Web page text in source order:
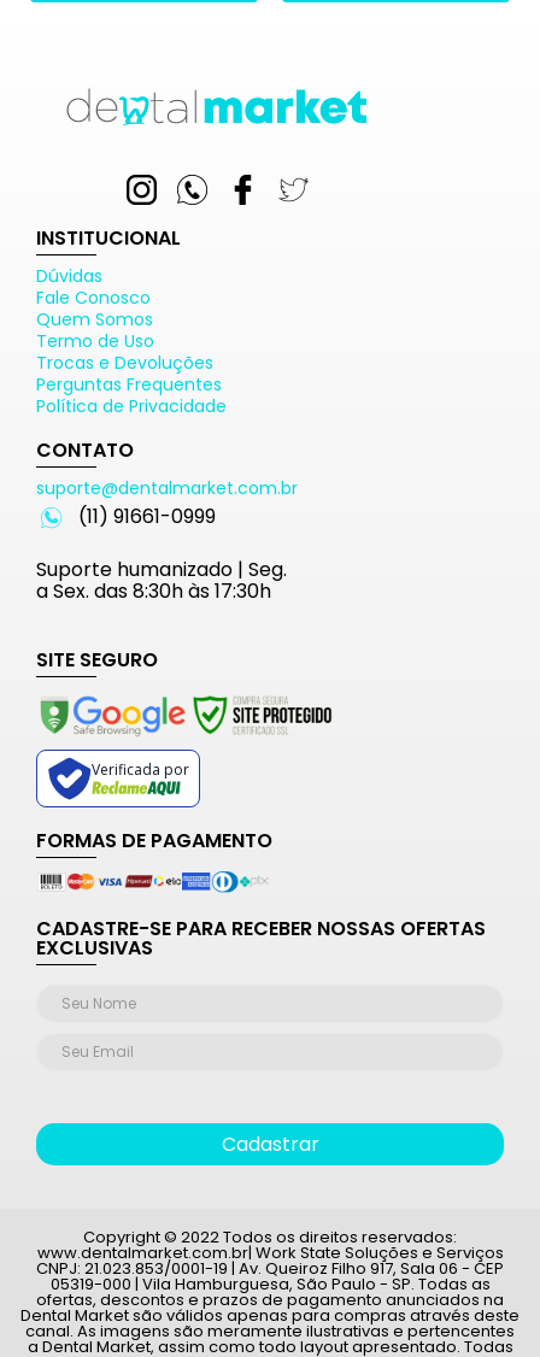
INSTITUCIONAL
Dúvidas
Fale Conosco
Quem Somos
Termo de Uso
Trocas e Devoluções
Perguntas Frequentes
Política de Privacidade
CONTATO
suporte@dentalmarket.com.br
(11) 91661-0999
Suporte humanizado | Seg.
a Sex. das 8:30h às 17:30h
SITE SEGURO
Verificada por
FORMAS DE PAGAMENTO
CADASTRE-SE PARA RECEBER NOSSAS OFERTAS
EXCLUSIVAS
Cadastrar
Copyright © 2022 Todos os direitos reservados:
www.dentalmarket.com.br| Work State Soluções e Serviços
CNPJ: 21.023.853/0001-19 | Av. Queiroz Filho 917, Sala 06 - CEP
05319-000 | Vila Hamburguesa, São Paulo - SP. Todas as
ofertas, descontos e prazos de pagamento anunciados na
Dental Market são válidos apenas para compras através deste
canal. As imagens são meramente ilustrativas e pertencentes
a Dental Market, assim como todo layout apresentado. Todas